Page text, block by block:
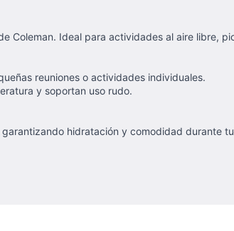
Coleman. Ideal para actividades al aire libre,
reuniones o actividades individuales.
y soportan uso rudo.
hidratación y comodidad durante